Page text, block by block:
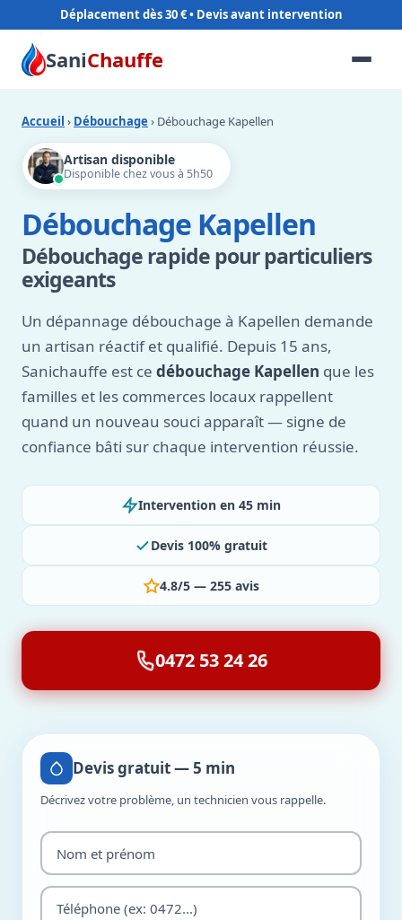
Déplacement dès 30 €
SaniChauffe
Accueil › Débouchage › Débouchage Kapellen
Artisan disponible
Disponible chez vous à 5h50
Débouchage Kapellen
Débouchage rapide pour particuliers
exigeants
Un dépannage débouchage à Kapellen demande
un artisan réactif et qualifié. Depuis 15 ans,
Sanichauffe est ce débouchage Kapellen que les
familles et les commerces locaux rappellent
quand un nouveau souci apparaît — signe de
confiance bâti sur chaque intervention réussie.
Intervention en 45 min
Devis 100% gratuit
4.8/5 — 255 avis
0472 53 24 26
Devis gratuit — 5 min
Décrivez votre problème, un technicien vous rappelle.